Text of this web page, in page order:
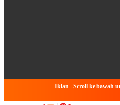
Iklan - Scroll ke bawah